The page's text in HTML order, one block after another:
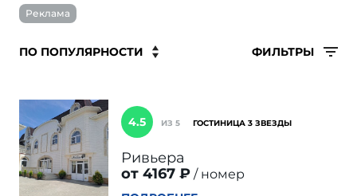
Реклама
ФИЛЬТРЫ
4.5 ИЗ 5 ГОСТИНИЦА 3 ЗВЕЗДЫ
Ривьера
от 4167 ₽
номер